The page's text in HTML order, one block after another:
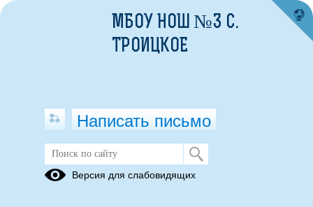
Фотоальбомы
МБОУ НОШ №3 С.
ТРОИЦКОЕ
Написать письмо
Версия для слабовидящих